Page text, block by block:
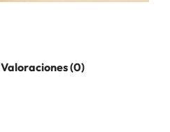
Valoraciones (0)